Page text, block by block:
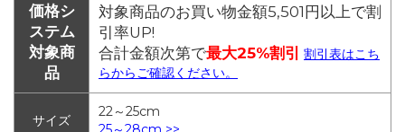
価格シ
ステム
対象商
品
対象商品のお買い物金額5,501円以上で割
引率UP!
合計金額次第で最大25%割引
割引表はこち
らからご確認ください。
サイズ
22～25cm